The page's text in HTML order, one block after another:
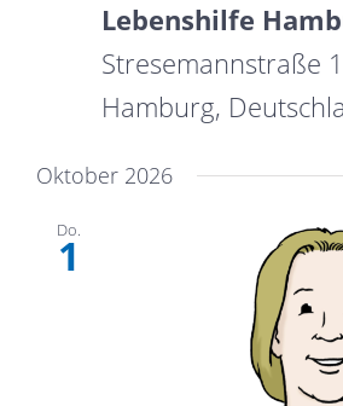
Lebenshilfe
Stresemannstraße
Hamburg,
Oktober 2026
Do.
1